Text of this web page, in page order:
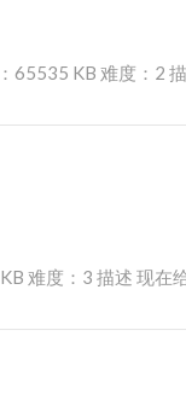
65535 KB 难度：2
难度：3 描述 现在